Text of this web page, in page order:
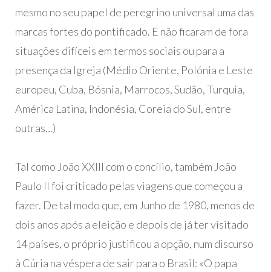
mesmo no seu papel de peregrino universal uma das
marcas fortes do pontificado. E não ficaram de fora
situações difíceis em termos sociais ou para a
presença da Igreja (Médio Oriente, Polónia e Leste
europeu, Cuba, Bósnia, Marrocos, Sudão, Turquia,
América Latina, Indonésia, Coreia do Sul, entre
outras…)
Tal como João XXIII com o concílio, também João
Paulo II foi criticado pelas viagens que começou a
fazer. De tal modo que, em Junho de 1980, menos de
dois anos após a eleição e depois de já ter visitado
14 países, o próprio justificou a opção, num discurso
à Cúria na véspera de sair para o Brasil: «O papa